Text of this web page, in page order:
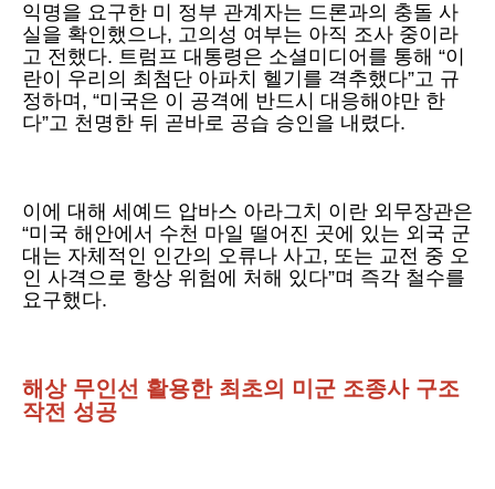
익명을 요구한 미 정부 관계자는 드론과의 충돌 사
실을 확인했으나, 고의성 여부는 아직 조사 중이라
고 전했다. 트럼프 대통령은 소셜미디어를 통해 “이
란이 우리의 최첨단 아파치 헬기를 격추했다”고 규
정하며, “미국은 이 공격에 반드시 대응해야만 한
다”고 천명한 뒤 곧바로 공습 승인을 내렸다.
이에 대해 세예드 압바스 아라그치 이란 외무장관은
“미국 해안에서 수천 마일 떨어진 곳에 있는 외국 군
대는 자체적인 인간의 오류나 사고, 또는 교전 중 오
인 사격으로 항상 위험에 처해 있다”며 즉각 철수를
요구했다.
해상 무인선 활용한 최초의 미군 조종사 구조
작전 성공